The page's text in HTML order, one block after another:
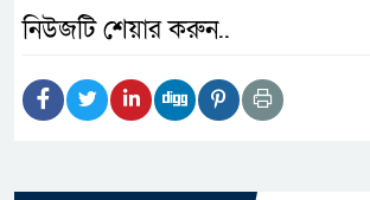
নিউজটি শেয়ার করুন..